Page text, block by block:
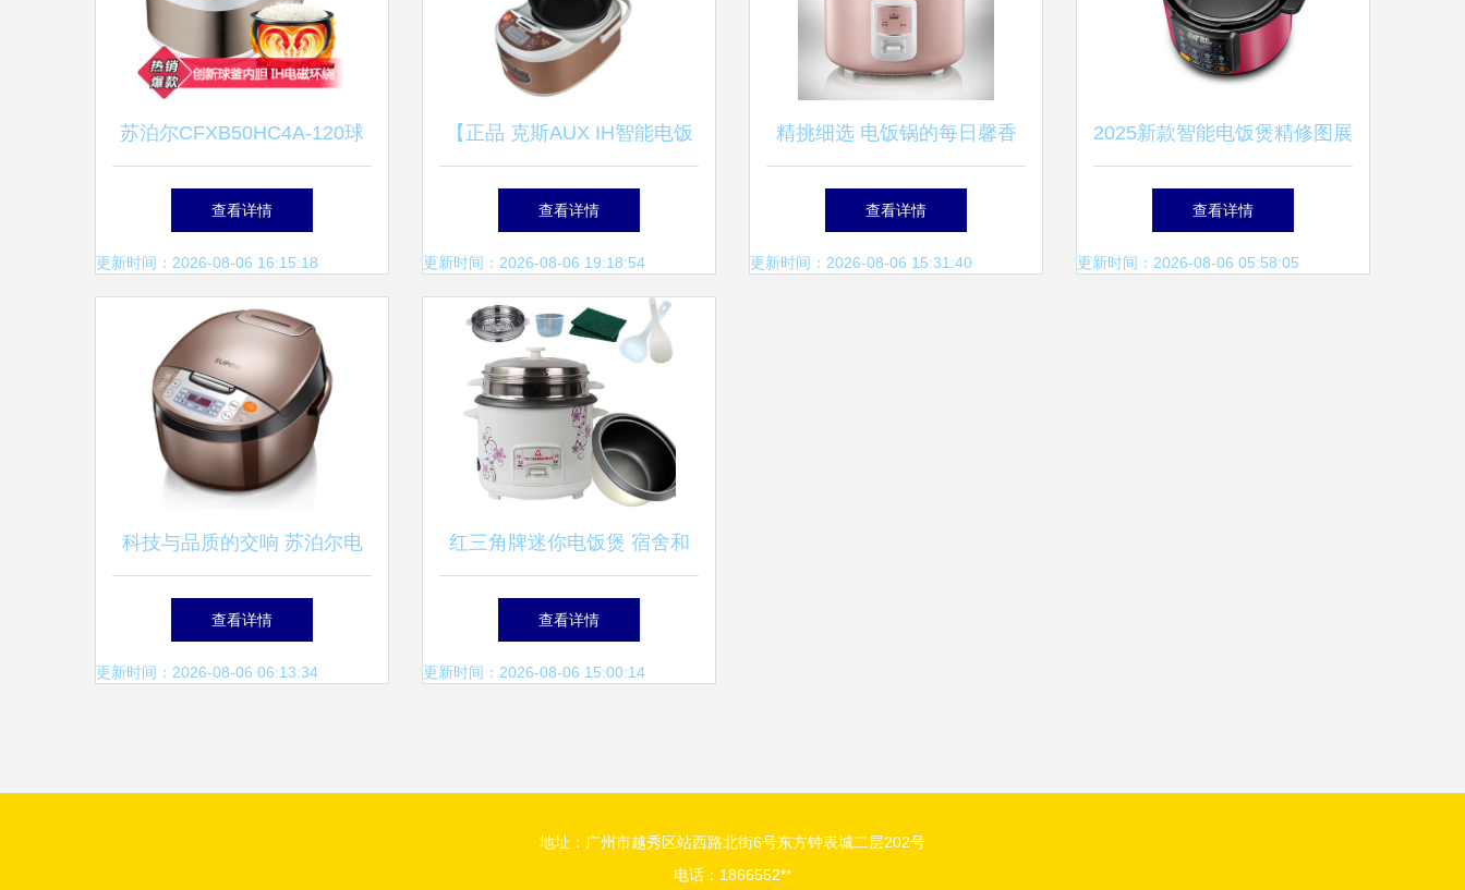
苏泊尔CFXB50HC4A-120球
釜电饭煲 IH电磁加热，演绎
柴火饭的匠心滋味
查看详情
更新时间：2026-08-06 16:15:18
【正品 克斯AUX IH智能电饭
煲/电饭锅 韩式不粘锅 3L蜂窝
内胆 预约】价格,厂家,图片,电
饭煲/电饭锅,义乌市长信厨具
商行-
查看详情
更新时间：2026-08-06 19:18:54
精挑细选 电饭锅的每日馨香
时光
查看详情
更新时间：2026-08-06 15:31:40
2025新款智能电饭煲精修图展
示 不止是焖饭的艺术
查看详情
更新时间：2026-08-06 05:58:05
科技与品质的交响 苏泊尔电
饭煲重塑高端厨房美学
查看详情
更新时间：2026-08-06 06:13:34
红三角牌迷你电饭煲 宿舍和
家庭的小巧烹饪好帮手
查看详情
更新时间：2026-08-06 15:00:14
地址：广州市越秀区站西路北街6号东方钟表城二层202号
电话：1866552**